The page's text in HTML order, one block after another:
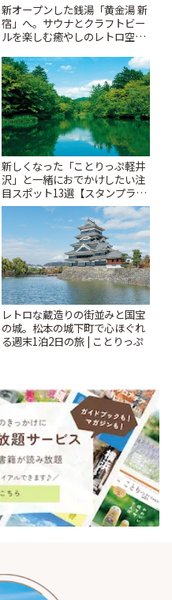
新オープンした銭湯「黄金湯 新
宿」へ。サウナとクラフトビー
ルを楽しむ癒やしのレトロ空間
新しくなった「ことりっぷ軽井
沢」と一緒におでかけしたい注
目スポット13選【スタンプラリ
ー開催中】 | ことりっぷ
レトロな蔵造りの街並みと国宝
の城。松本の城下町で心ほぐれ
る週末1泊2日の旅 | ことりっぷ